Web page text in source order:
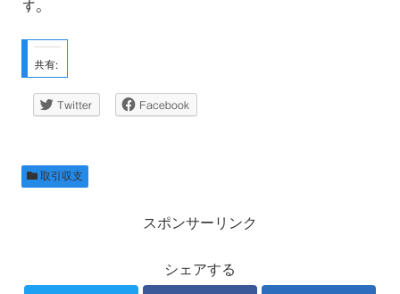
す。
共有:
Twitter Facebook
取引収支
スポンサーリンク
シェアする